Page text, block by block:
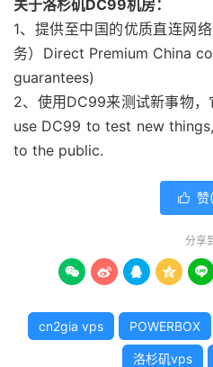
关于洛杉矶DC99机房：
1、提供至中国的优质直连网
务）Direct Premium China
guarantees)
2、使用DC99来测试新事物
use DC99 to test new
to the public.
 赞(
分享
    
cn2gia vps POWERBOX
洛杉矶vps